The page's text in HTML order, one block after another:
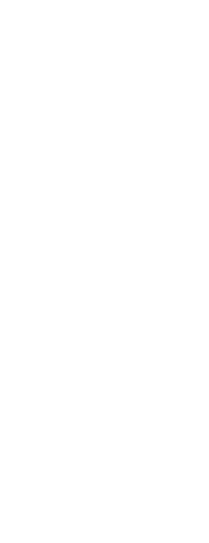
en este acuerdo. En
sobre cómo
personal en nuestras
por utilizar únicamente
para proporcionarle
rogamos que lea nuestra
explica cómo y por qué
sus datos
web, productos y servicios,
sobre sus datos.
y los servicios?
y servicios, solo
con un fin limitado y
siendo titulares de
y los servicios.
software y los servicios a